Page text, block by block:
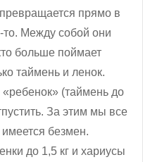
прямо в
то. Между собой они
больше поймает
таймень и ленок.
(таймень до
За этим мы все
безмен.
до 1,5 кг и хариусы